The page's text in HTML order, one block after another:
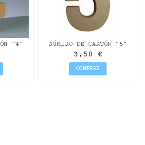
"4"
NÚMERO DE CARTÓN "5"
20CM
3,50 €
COMPRAR